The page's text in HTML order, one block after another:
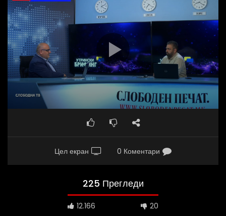
Цел екран 0 Коментари
225 Прегледи
12.166 20